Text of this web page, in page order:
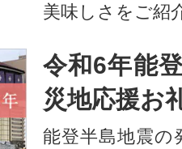
美味しさをご紹
令和6年能
災地応援お
能登半島地震の